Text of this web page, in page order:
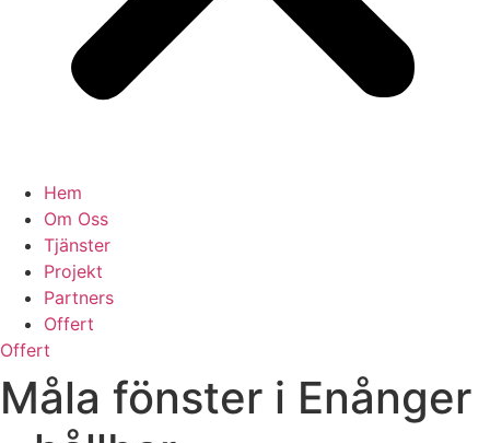
Hem
Om Oss
Tjänster
Projekt
Partners
Offert
Offert
Måla fönster i Enånger